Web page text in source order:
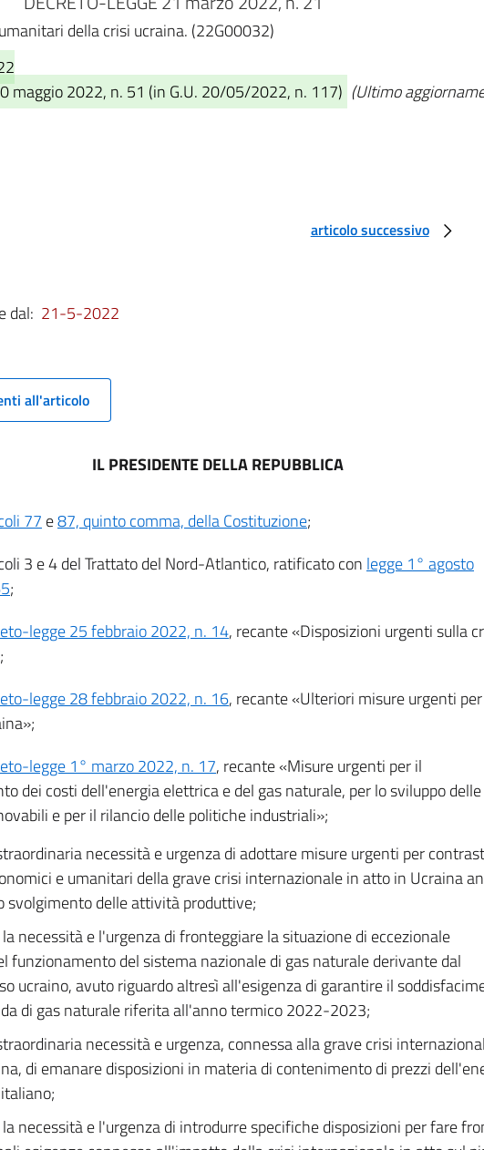
della crisi ucraina. (22G00032)
maggio 2022, n. 51 (in G.U. 20/05/2022, n. 117) (Ultimo
articolo successivo
dal: 21-5-2022
all'articolo
IL PRESIDENTE DELLA REPUBBLICA
77 e87, quinto comma, della Costituzione;
3 e 4 del Trattato del Nord-Atlantico, ratificato con legge 1° agosto
;
legge 25 febbraio 2022, n. 14, recante «Disposizioni urgenti sulla
legge 28 febbraio 2022, n. 16, recante «Ulteriori misure urgenti
legge 1° marzo 2022, n. 17, recante «Misure urgenti per il
dei costi dell'energia elettrica e del gas naturale, per lo sviluppo delle
e per il rilancio delle politiche industriali»;
necessità e urgenza di adottare misure urgenti per
e umanitari della grave crisi internazionale in atto in Ucraina
svolgimento delle attività produttive;
necessità e l'urgenza di fronteggiare la situazione di eccezionale
funzionamento del sistema nazionale di gas naturale derivante dal
ucraino, avuto riguardo altresì all'esigenza di garantire il
di gas naturale riferita all'anno termico 2022-2023;
necessità e urgenza, connessa alla grave crisi
di emanare disposizioni in materia di contenimento di prezzi
necessità e l'urgenza di introdurre specifiche disposizioni per fare